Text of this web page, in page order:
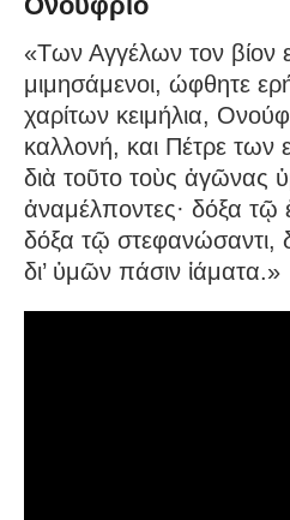
«Των Αγγέλων τον βίον
μιμησάμενοι, ώφθητε
χαρίτων κειμήλια,
καλλονή, και Πέτρε
διὰ τοῦτο τοὺς ἀγῶνας
ἀναμέλποντες· δόξα τῷ
δόξα τῷ στεφανώσαντι,
δι’ ὑμῶν πάσιν ἰάματα.»